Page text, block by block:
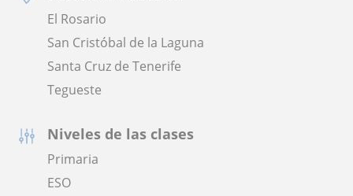
El Rosario
San Cristóbal de la Laguna
Santa Cruz de Tenerife
Tegueste
Niveles de las clases
Primaria
ESO